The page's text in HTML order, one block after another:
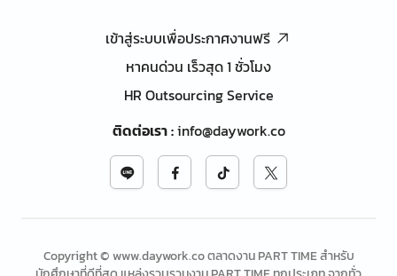
เข้าสู่ระบบเพื่อประกาศงานฟรี
หาคนด่วน เร็วสุด 1 ชั่วโมง
HR Outsourcing Service
ติดต่อเรา:info@daywork.co
Copyright © www.daywork.co ตลาดงาน PART TIME สำหรับ